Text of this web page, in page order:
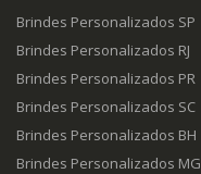
Brindes Personalizados SP
Brindes Personalizados RJ
Brindes Personalizados PR
Brindes Personalizados SC
Brindes Personalizados BH
Brindes Personalizados MG